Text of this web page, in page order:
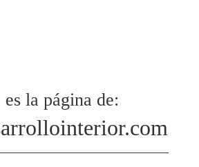
es la página de: